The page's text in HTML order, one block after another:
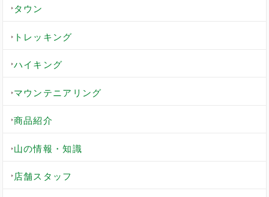
タウン
トレッキング
ハイキング
マウンテニアリング
商品紹介
山の情報・知識
店舗スタッフ